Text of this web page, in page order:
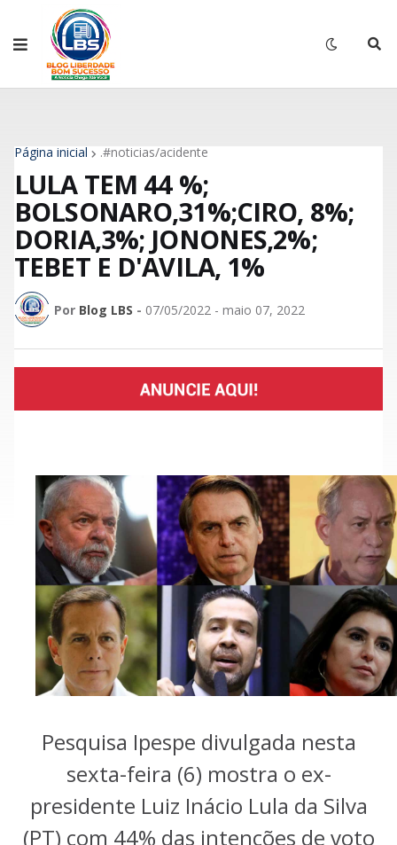
Página inicial .#noticias/acidente
LULA TEM 44 %;
BOLSONARO,31%;CIRO, 8%;
DORIA,3%; JONONES,2%;
TEBET E D'AVILA, 1%
Por Blog LBS - 07/05/2022 - maio 07, 2022
Pesquisa Ipespe divulgada nesta
sexta-feira (6) mostra o ex-
presidente Luiz Inácio Lula da Silva
(PT) com 44% das intenções de voto